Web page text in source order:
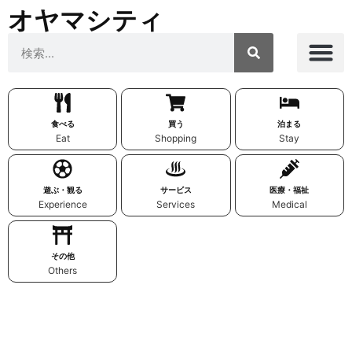
オヤマシティ
食べる
Eat
買う
Shopping
泊まる
Stay
遊ぶ・観る
Experience
サービス
Services
医療・福祉
Medical
その他
Others